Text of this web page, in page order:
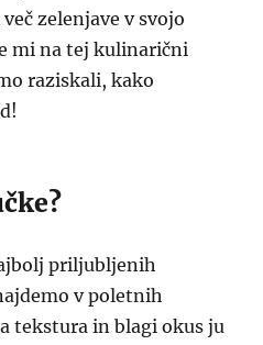
zelenjave v svojo
mi na tej kulinarični
raziskali, kako
priljubljenih
v poletnih
tekstura in blagi okus ju